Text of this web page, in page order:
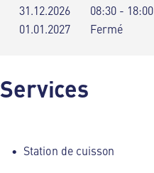
31.12.2026
08:30 - 18:00
01.01.2027
Fermé
Services
Station de cuisson